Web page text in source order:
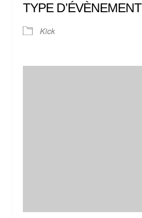
TYPE D’ÉVÈNEMENT
Kick